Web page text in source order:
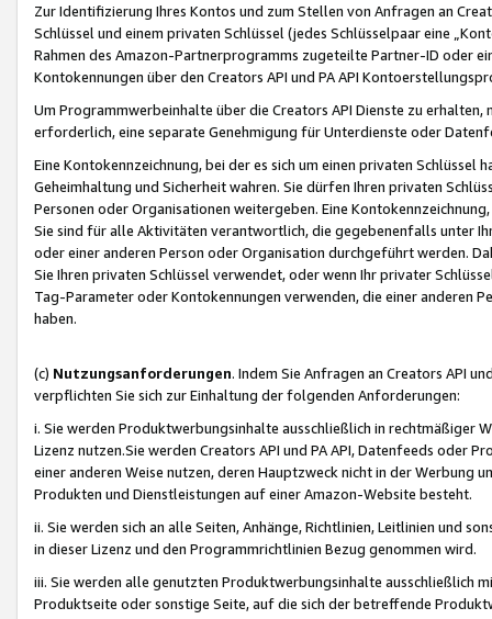
Zur Identifizierung Ihres Kontos und zum Stellen von Anfragen an
Schlüssel und einem privaten Schlüssel (jedes Schlüsselpaar eine
Rahmen des Amazon-Partnerprogramms zugeteilte Partner-ID oder
Kontokennungen über den Creators API und PA API
Um Programmwerbeinhalte über die Creators API Dienste zu
erforderlich, eine separate Genehmigung für Unterdienste oder
Eine Kontokennzeichnung, bei der es sich um einen privaten
Geheimhaltung und Sicherheit wahren. Sie dürfen Ihren privaten
Personen oder Organisationen weitergeben. Eine
Sie sind für alle Aktivitäten verantwortlich, die gegebenenfalls unter
oder einer anderen Person oder Organisation durchgeführt werden.
Sie Ihren privaten Schlüssel verwendet, oder wenn Ihr privater
Tag-Parameter oder Kontokennungen verwenden, die einer anderen
haben.
(c) Nutzungsanforderungen. Indem Sie Anfragen an Creators API
verpflichten Sie sich zur Einhaltung der folgenden Anforderungen:
i. Sie werden Produktwerbungsinhalte ausschließlich in rechtmäßiger
Lizenz nutzen.Sie werden Creators API und PA API, Datenfeeds oder
einer anderen Weise nutzen, deren Hauptzweck nicht in der Werbung
Produkten und Dienstleistungen auf einer Amazon-Website besteht.
ii. Sie werden sich an alle Seiten, Anhänge, Richtlinien, Leitlinien und
in dieser Lizenz und den Programmrichtlinien Bezug genommen wird.
iii. Sie werden alle genutzten Produktwerbungsinhalte ausschließlich
Produktseite oder sonstige Seite, auf die sich der betreffende